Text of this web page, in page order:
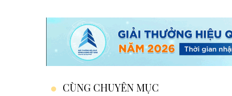
CÙNG CHUYÊN MỤC